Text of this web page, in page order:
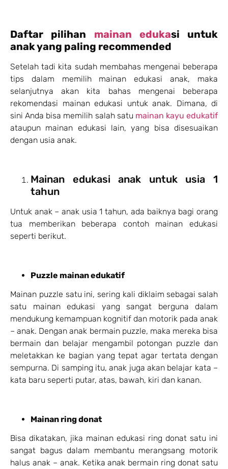
Daftar pilihan mainan edukasi untuk
anak yang paling recommended
Setelah tadi kita sudah membahas mengenai beberapa
tips dalam memilih mainan edukasi anak, maka
selanjutnya akan kita bahas mengenai beberapa
rekomendasi mainan edukasi untuk anak. Dimana, di
sini Anda bisa memilih salah satu mainan kayu edukatif
ataupun mainan edukasi lain, yang bisa disesuaikan
dengan usia anak.
Mainan edukasi anak untuk usia 1
tahun
Untuk anak – anak usia 1 tahun, ada baiknya bagi orang
tua memberikan beberapa contoh mainan edukasi
seperti berikut.
Puzzle mainan edukatif
Mainan puzzle satu ini, sering kali diklaim sebagai salah
satu mainan edukasi yang sangat berguna dalam
mendukung kemampuan kognitif dan motorik pada anak
– anak. Dengan anak bermain puzzle, maka mereka bisa
bermain dan belajar mengambil potongan puzzle dan
meletakkan ke bagian yang tepat agar tertata dengan
sempurna. Di samping itu, anak juga akan belajar kata –
kata baru seperti putar, atas, bawah, kiri dan kanan.
Mainan ring donat
Bisa dikatakan, jika mainan edukasi ring donat satu ini
sangat bagus dalam membantu merangsang motorik
halus anak – anak. Ketika anak bermain ring donat satu